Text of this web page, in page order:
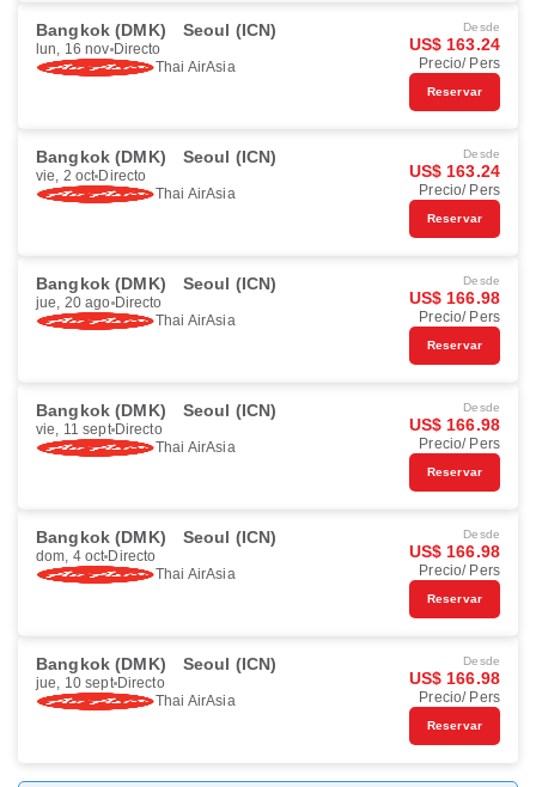
Bangkok (DMK) Seoul (ICN)
lun, 16 nov Directo
Thai AirAsia
Desde
US$ 163.24
Precio/ Pers
Reservar
Bangkok (DMK) Seoul (ICN)
vie, 2 oct Directo
Thai AirAsia
Desde
US$ 163.24
Precio/ Pers
Reservar
Bangkok (DMK) Seoul (ICN)
jue, 20 ago Directo
Thai AirAsia
Desde
US$ 166.98
Precio/ Pers
Reservar
Bangkok (DMK) Seoul (ICN)
vie, 11 sept Directo
Thai AirAsia
Desde
US$ 166.98
Precio/ Pers
Reservar
Bangkok (DMK) Seoul (ICN)
dom, 4 oct Directo
Thai AirAsia
Desde
US$ 166.98
Precio/ Pers
Reservar
Bangkok (DMK) Seoul (ICN)
jue, 10 sept Directo
Thai AirAsia
Desde
US$ 166.98
Precio/ Pers
Reservar